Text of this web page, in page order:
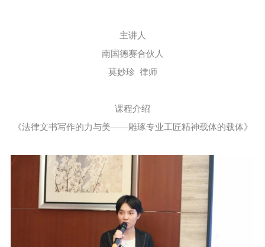
主讲人
南国德赛合伙人
莫妙珍 律师
课程介绍
《法律文书写作的力与美——雕琢专业工匠精神载体的载体》